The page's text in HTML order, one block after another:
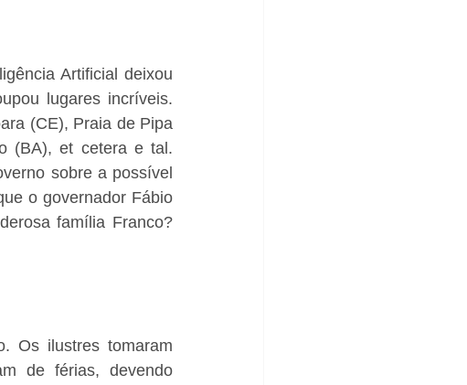
Artificial deixou
lugares incríveis.
(CE), Praia de Pipa
(BA), et cetera e tal.
sobre a possível
o governador Fábio
família Franco?
Os ilustres tomaram
de férias, devendo